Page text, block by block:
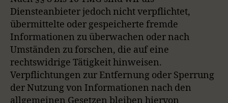
Diensteanbieter jedoch nicht verpflichtet,
übermittelte oder gespeicherte fremde
Informationen zu überwachen oder nach
Umständen zu forschen, die auf eine
rechtswidrige Tätigkeit hinweisen.
Verpflichtungen zur Entfernung oder Sperrung
der Nutzung von Informationen nach den